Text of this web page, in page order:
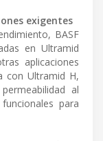
exigentes
BASF
en Ultramid
aplicaciones
con Ultramid H,
al
para